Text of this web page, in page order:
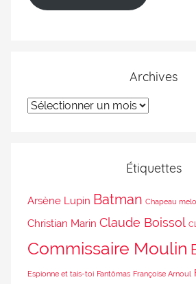
Archives
Étiquettes
Arsène Lupin Batman Chapeau
Christian Marin Claude Boissol
Commissaire Moulin
Espionne et tais-toi Fantômas Françoise Arnoul